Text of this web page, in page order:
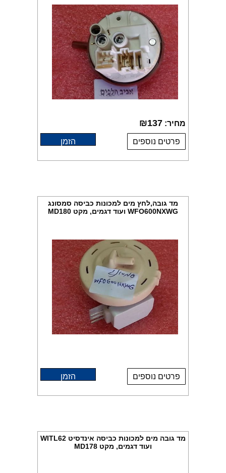
מחיר: ₪137
פרטים נוספים הזמן
מד גובה,לחץ מים למכונות כביסה סמסונג
WFO600NXWG ועוד דגמים, מקט MD180
פרטים נוספים הזמן
מד גובה מים למכונות כביסה אינדסיט WITL62
ועוד דגמים, מקט MD178